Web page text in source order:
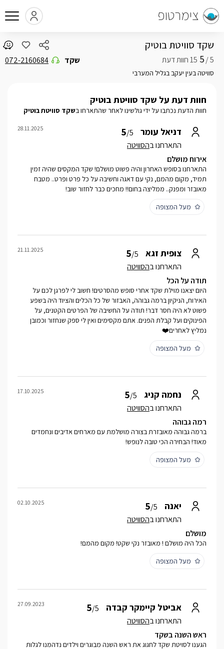
צימרטופ
שקד סוויטת בוטיק
5 /
5
סוויטה בעין יעקב בגליל המערבי
שקד 072-2160684
חוות דעת על שקד סוויטת בוטיק
חוות הדעת נכתבו על ידי גולשינו לאחר שהתארחו בשקד סוויטת בוטיק
דניאל עומר 5/5
התארחנו בהסוויטה
28.11.2025
אירוח מושלם
התארחנו בסופש האחרון והיה פשוט מושלם! שקד המקסים שהיה זמין
תמיד, מקום מהמם, נקי עם דאגה וחשיבה על כל פרט ופרט.. מטבח
מאובזר ומפנק.. ממליצה בחום!! מחכים כבר לחזור שוב!
מעל המצופה
צופית זגא 5/5
התארחנו בהסוויטה
21.11.2025
תודה על הכל
היום יצאנו מוילת שקד אחרי סופש מהסרטים! חשוב לי לפרגן לכם על
האירוח, הניקיון ברמה גבוהה, האבזור של כל הכלים והציוד היה בשפע
פשוט לא היה חסר דבר! תודה על החשיבה של הפרטים הקטנים, על
הפינוקים ועל קבלת הפנים. אתם מקסימים ואין לי ספק שנחזור וכמובן
נמליץ לאחרים❤️
מעל המצופה
נחמה קניג 5/5
התארחנו בהסוויטה
17.10.2025
רמה גבוהה
ברמה גבוהה מאובזרת בצורה מושלמת עם מארחים אדיבים ונחמדים
מאוד! הבחירה הכי טובה לנופש!
מעל המצופה
יאנה 5/5
התארחנו בהסוויטה
02.10.2025
מושלם
הכל היה מושלם ! מאובזר נקי שקט! מקום מהמם!
מעל המצופה
אביטל קיימקר קבדה 5/5
התארחנו בהסוויטה
27.09.2023
ראש השנה בשקד
הגענו לסויטת שקד לחגוג את ראש השנה מבוגרים וילדים נדהמנו לגלות